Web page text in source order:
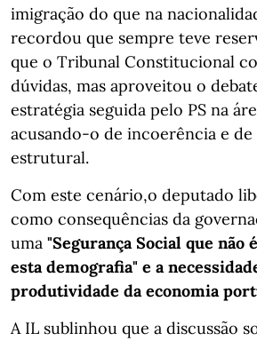
imigração do que na
recordou que sempre teve
que o Tribunal Constitucional
dúvidas, mas aproveitou o
estratégia seguida pelo PS na
acusando-o de incoerência e de
estrutural.
Com este cenário,o deputado
como consequências da
uma "Segurança Social que não
esta demografia" e a
produtividade da economia
A IL sublinhou que a discussão